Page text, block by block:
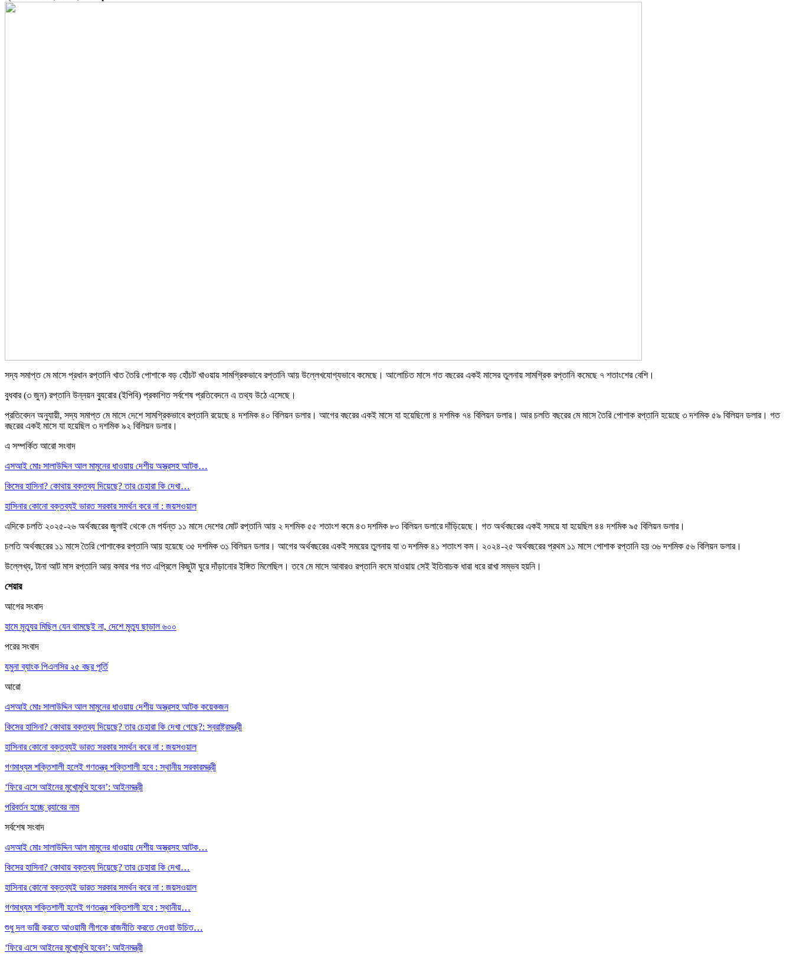
সদ্য সমাপ্ত মে মাসে প্রধান রপ্তানি খাত তৈরি পোশাকে বড় হোঁচট খাওয়ায় সামগ্রিকভাবে রপ্তানি আয় উল্লেখযোগ্যভাবে কমেছে। আলোচিত মাসে গত বছরের একই মাসের তুলনায় সামগ্রিক রপ্তানি কমেছে ৭ শতাংশের বেশি।
বুধবার (৩ জুন) রপ্তানি উন্নয়ন ব্যুরোর (ইপিবি) প্রকাশিত সর্বশেষ প্রতিবেদনে এ তথ্য উঠে এসেছে।
প্রতিবেদন অনুযায়ী, সদ্য সমাপ্ত মে মাসে দেশে সামগ্রিকভাবে রপ্তানি রয়েছে ৪ দশমিক ৪০ বিলিয়ন ডলার। আগের বছরের একই মাসে যা হয়েছিলো ৪ দশমিক ৭৪ বিলিয়ন ডলার। আর চলতি বছরের মে মাসে তৈরি পোশাক রপ্তানি হয়েছে ৩ দশমিক ৫৯ বিলিয়ন ডলার। গত
বছরের একই মাসে যা হয়েছিল ৩ দশমিক ৯২ বিলিয়ন ডলার।
এ সম্পর্কিত আরো সংবাদ
এসআই মোঃ সালাউদ্দিন আল মামুনের ধাওয়ায় দেশীয় অস্ত্রসহ আটক…
কিসের হাসিনা? কোথায় বক্তব্য দিয়েছে? তার চেহারা কি দেখা…
হাসিনার কোনো বক্তব্যই ভারত সরকার সমর্থন করে না : জয়সওয়াল
এদিকে চলতি ২০২৫-২৬ অর্থবছরের জুলাই থেকে মে পর্যন্ত ১১ মাসে দেশের মোট রপ্তানি আয় ২ দশমিক ৫৫ শতাংশ কমে ৪৩ দশমিক ৮০ বিলিয়ন ডলারে দাঁড়িয়েছে। গত অর্থবছরের একই সময়ে যা হয়েছিল ৪৪ দশমিক ৯৫ বিলিয়ন ডলার।
চলতি অর্থবছরের ১১ মাসে তৈরি পোশাকের রপ্তানি আয় হয়েছে ৩৫ দশমিক ৩১ বিলিয়ন ডলার। আগের অর্থবছরের একই সময়ের তুলনায় যা ৩ দশমিক ৪১ শতাংশ কম। ২০২৪-২৫ অর্থবছরের প্রথম ১১ মাসে পোশাক রপ্তানি হয় ৩৬ দশমিক ৫৬ বিলিয়ন ডলার।
উল্লেখ্য, টানা আট মাস রপ্তানি আয় কমার পর গত এপ্রিলে কিছুটা ঘুরে দাঁড়ানোর ইঙ্গিত মিলেছিল। তবে মে মাসে আবারও রপ্তানি কমে যাওয়ায় সেই ইতিবাচক ধারা ধরে রাখা সম্ভব হয়নি।
শেয়ার
আগের সংবাদ
হামে মৃত্যুর মিছিল যেন থামছেই না, দেশে মৃত্যু ছাড়াল ৬০০
পরের সংবাদ
যমুনা ব্যাংক পিএলসির ২৫ বছর পূর্তি
আরো
এসআই মোঃ সালাউদ্দিন আল মামুনের ধাওয়ায় দেশীয় অস্ত্রসহ আটক কয়েকজন
কিসের হাসিনা? কোথায় বক্তব্য দিয়েছে? তার চেহারা কি দেখা গেছে?: স্বরাষ্ট্রমন্ত্রী
হাসিনার কোনো বক্তব্যই ভারত সরকার সমর্থন করে না : জয়সওয়াল
গণমাধ্যম শক্তিশালী হলেই গণতন্ত্র শক্তিশালী হবে : স্থানীয় সরকারমন্ত্রী
‘ফিরে এসে আইনের মুখোমুখি হবেন’: আইনমন্ত্রী
পরিবর্তন হচ্ছে র‌্যাবের নাম
সর্বশেষ সংবাদ
এসআই মোঃ সালাউদ্দিন আল মামুনের ধাওয়ায় দেশীয় অস্ত্রসহ আটক…
কিসের হাসিনা? কোথায় বক্তব্য দিয়েছে? তার চেহারা কি দেখা…
হাসিনার কোনো বক্তব্যই ভারত সরকার সমর্থন করে না : জয়সওয়াল
গণমাধ্যম শক্তিশালী হলেই গণতন্ত্র শক্তিশালী হবে : স্থানীয়…
শুধু দল ভারী করতে আওয়ামী লীগকে রাজনীতি করতে দেওয়া উচিত…
‘ফিরে এসে আইনের মুখোমুখি হবেন’: আইনমন্ত্রী